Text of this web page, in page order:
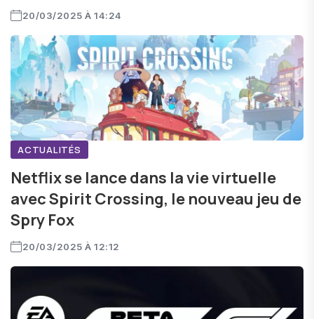
20/03/2025 À 14:24
ACTUALITÉS
Netflix se lance dans la vie virtuelle
avec Spirit Crossing, le nouveau jeu de
Spry Fox
20/03/2025 À 12:12